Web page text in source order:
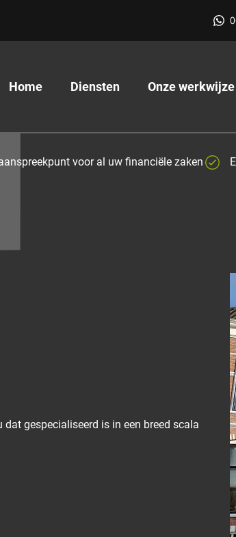
Home Diensten Onze werkwijze
voor al uw financiële zaken
gespecialiseerd is in een breed scala